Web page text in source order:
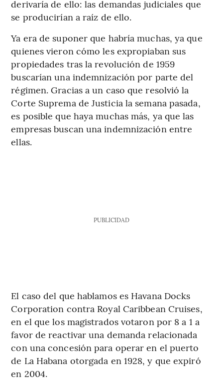
derivaría de ello: las demandas judiciales que
se producirían a raíz de ello.
Ya era de suponer que habría muchas, ya que
quienes vieron cómo les expropiaban sus
propiedades tras la revolución de 1959
buscarían una indemnización por parte del
régimen. Gracias a un caso que resolvió la
Corte Suprema de Justicia la semana pasada,
es posible que haya muchas más, ya que las
empresas buscan una indemnización entre
ellas.
PUBLICIDAD
El caso del que hablamos es Havana Docks
Corporation contra Royal Caribbean Cruises,
en el que los magistrados votaron por 8 a 1 a
favor de reactivar una demanda relacionada
con una concesión para operar en el puerto
de La Habana otorgada en 1928, y que expiró
en 2004.